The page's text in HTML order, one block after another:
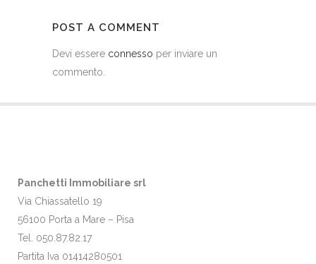
POST A COMMENT
Devi essere connesso per inviare un
commento.
Panchetti Immobiliare srl
Via Chiassatello 19
56100 Porta a Mare – Pisa
Tel. 050.87.82.17
Partita Iva 01414280501